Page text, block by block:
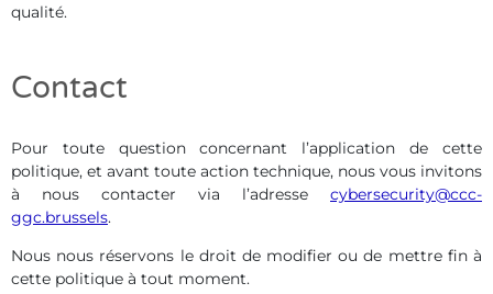
qualité.
Contact
Pour toute question concernant l’application de cette
politique, et avant toute action technique, nous vous invitons
à nous contacter via l’adresse cybersecurity@ccc-
ggc.brussels.
Nous nous réservons le droit de modifier ou de mettre fin à
cette politique à tout moment.